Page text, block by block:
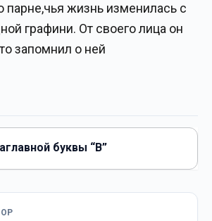
парне,чья жизнь изменилась с
графини. От своего лица он
запомнил о ней
буквы “В”